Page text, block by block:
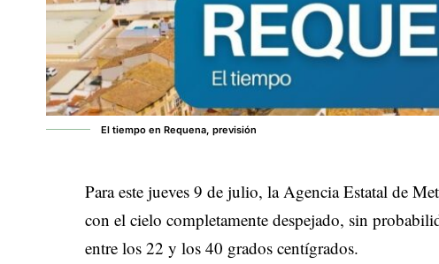
El tiempo en Requena, previsión
Para este jueves 9 de julio, la Agencia Estatal de
con el cielo completamente despejado, sin
entre los 22 y los 40 grados centígrados.